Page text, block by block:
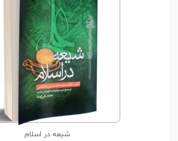
شیعه در اسلام